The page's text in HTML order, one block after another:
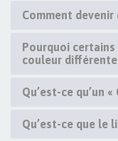
Comment devenir
Pourquoi certains
couleur différente
Qu’est-ce qu’un
Qu’est-ce que le